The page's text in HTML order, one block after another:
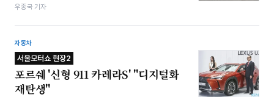
우종국 기자
자동차
서울모터쇼 현장2
포르쉐 '신형 911 카레라S' "디지털화
재탄생"